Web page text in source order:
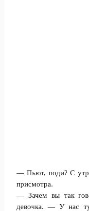
— Пьют, поди? С
присмотра.
— Зачем вы так
девочка. — У нас